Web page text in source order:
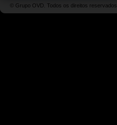
© Grupo OVD. Todos os direitos reservados.